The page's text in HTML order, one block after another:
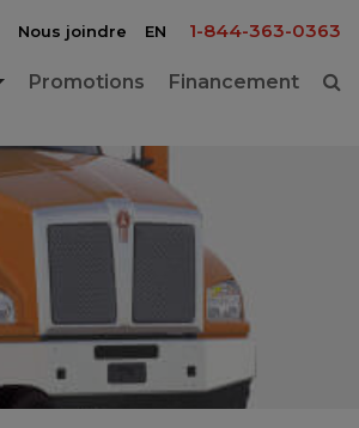
Nous joindre EN 1-844-363-0363
Promotions Financement